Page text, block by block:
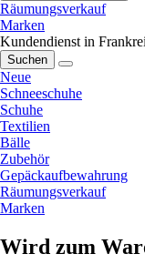
Räumungsverkauf
Marken
Kundendienst in
Suchen
Neue
Schneeschuhe
Schuhe
Textilien
Bälle
Zubehör
Gepäckaufbewahrung
Räumungsverkauf
Marken
Wird zum